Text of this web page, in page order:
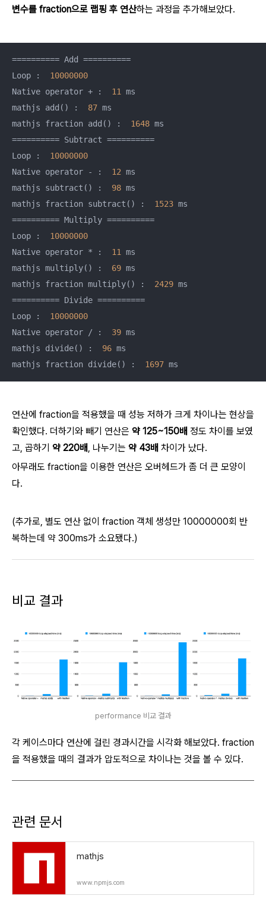
변수를 fraction으로 랩핑 후 연산하는 과정을 추가해보았다.
========== Add ==========
Loop : 10000000
Native operator + : 11
ms
mathjs add() : 87 ms
mathjs fraction add() : 1648 ms
========== Subtract ==========
Loop : 10000000
Native operator - : 12 ms
mathjs subtract() : 98 ms
mathjs fraction subtract() : 1523 ms
========== Multiply ==========
Loop : 10000000
Native operator * : 11
ms
mathjs multiply() : 69 ms
mathjs fraction multiply() : 2429 ms
========== Divide ==========
Loop : 10000000
Native operator / : 39 ms
mathjs divide() : 96 ms
mathjs fraction divide() : 1697 ms
연산에 fraction을 적용했을 때 성능 저하가 크게 차이나는 현상을
확인했다. 더하기와 빼기 연산은 약 125~150배 정도 차이를 보였
고, 곱하기 약 220배, 나누기는 약 43배 차이가 났다.
아무래도 fraction을 이용한 연산은 오버헤드가 좀 더 큰 모양이
다.
(추가로, 별도 연산 없이 fraction 객체 생성만 10000000회 반
복하는데 약 300ms가 소요됐다.)
비교 결과
performance 비교 결과
각 케이스마다 연산에 걸린 경과시간을 시각화 해보았다. fraction
을 적용했을 때의 결과가 압도적으로 차이나는 것을 볼 수 있다.
관련 문서
mathjs
www.npmjs.com